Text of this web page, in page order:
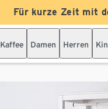
Für kurze Zeit mit
Kaffee Damen Herren